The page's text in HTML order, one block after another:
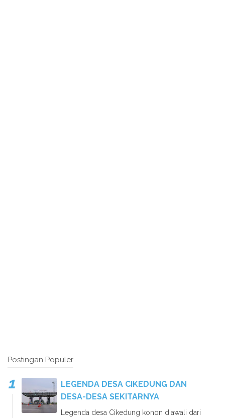
Postingan Populer
LEGENDA DESA CIKEDUNG DAN
DESA-DESA SEKITARNYA
Legenda desa Cikedung konon diawali dari